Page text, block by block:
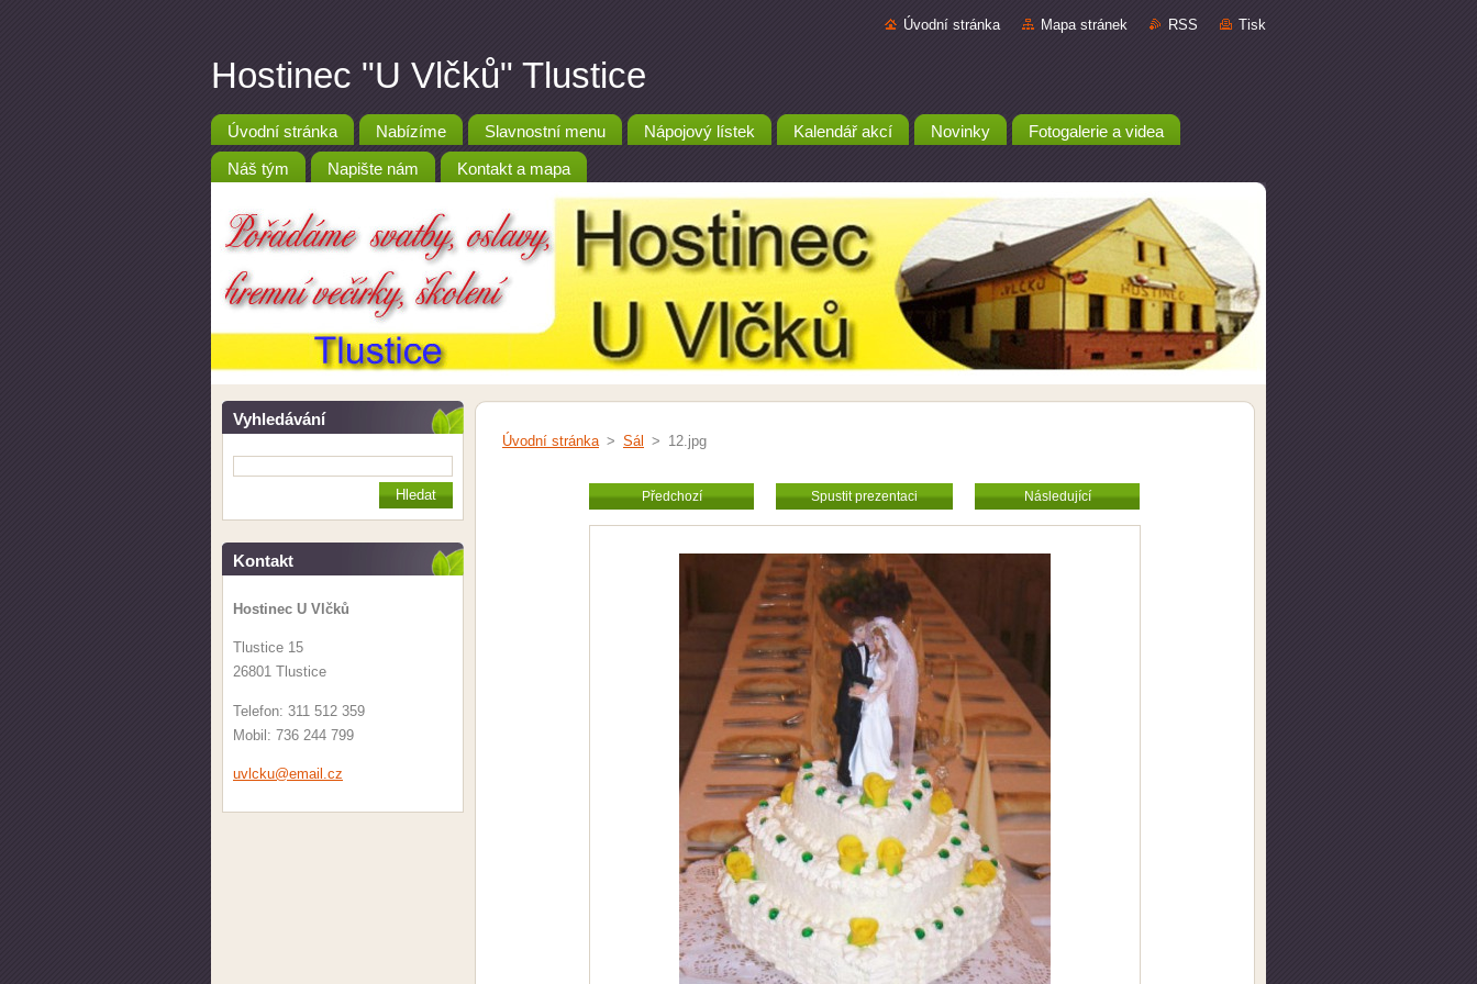
Úvodní stránka Mapa stránek RSS Tisk
Hostinec "U Vlčků" Tlustice
Úvodní stránka Nabízíme Slavnostní menu Nápojový lístek Kalendář akcí Novinky Fotogalerie a videa
Náš tým Napište nám Kontakt a mapa
Vyhledávání
Kontakt
Hostinec U Vlčků
Tlustice 15
26801 Tlustice
Telefon: 311 512 359
Mobil: 736 244 799
uvlcku@email.cz
Úvodní stránka > Sál > 12.jpg
Předchozí Spustit prezentaci Následující